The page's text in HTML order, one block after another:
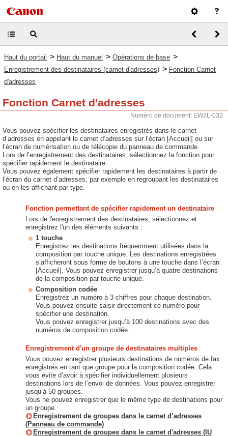
Haut du portail > Haut du manuel > Opérations de base >
Enregistrement des destinataires (carnet d'adresses) > Fonction Carnet
d'adresses
Fonction Carnet d'adresses
Numéro de document: EW2L-032
Vous pouvez spécifier les destinataires enregistrés dans le carnet
d’adresses en appelant le carnet d’adresses sur l’écran [Accueil] ou sur
l’écran de numérisation ou de télécopie du panneau de commande.
Lors de l’enregistrement des destinataires, sélectionnez la fonction pour
spécifier rapidement le destinataire.
Vous pouvez également spécifier rapidement les destinataires à partir de
l’écran du carnet d’adresses, par exemple en regroupant les destinataires
ou en les affichant par type.
Fonction permettant de spécifier rapidement un destinataire
Lors de l'enregistrement des destinataires, sélectionnez et
enregistrez l'un des éléments suivants :
1 touche
Enregistrez les destinations fréquemment utilisées dans la
composition par touche unique. Les destinations enregistrées
s’afficheront sous forme de boutons à une touche dans l’écran
[Accueil]. Vous pouvez enregistrer jusqu’à quatre destinations
de la composition par touche unique.
Composition codée
Enregistrez un numéro à 3 chiffres pour chaque destination.
Vous pouvez ensuite saisir directement ce numéro pour
spécifier une destination.
Vous pouvez enregistrer jusqu’à 100 destinations avec des
numéros de composition codée.
Enregistrement d'un groupe de destinataires multiples
Vous pouvez enregistrer plusieurs destinations de numéros de fax
enregistrés en tant que groupe pour la composition codée. Cela
vous évite d’avoir à spécifier individuellement plusieurs
destinations lors de l’envoi de données. Vous pouvez enregistrer
jusqu’à 50 groupes.
Vous ne pouvez enregistrer que le même type de destinations pour
un groupe.
Enregistrement de groupes dans le carnet d’adresses
(Panneau de commande)
Enregistrement de groupes dans le carnet d'adresses (IU